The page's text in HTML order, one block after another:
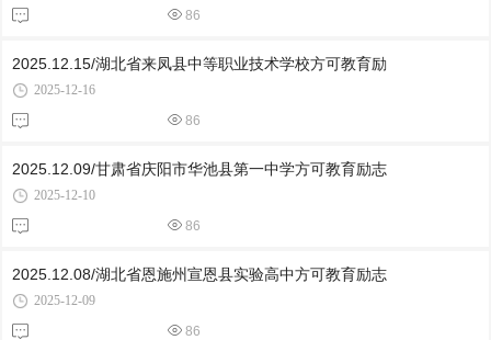
86
2025.12.15/湖北省来凤县中等职业技术学校方可教育励
2025-12-16
86
2025.12.09/甘肃省庆阳市华池县第一中学方可教育励志
2025-12-10
86
2025.12.08/湖北省恩施州宣恩县实验高中方可教育励志
2025-12-09
86